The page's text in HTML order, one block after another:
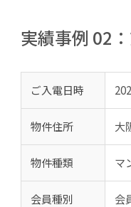
実績事例 02
ご入電日時
物件住所 大
物件種類 マ
会員種別 会